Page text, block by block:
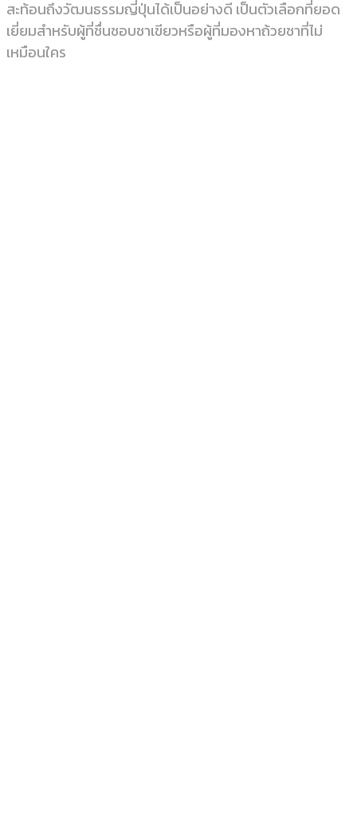
สะท้อนถึงวัฒนธรรมญี่ปุ่นได้เป็นอย่างดี เป็นตัวเลือกที่ยอด
เยี่ยมสำหรับผู้ที่ชื่นชอบชาเขียวหรือผู้ที่มองหาถ้วยชาที่ไม่
เหมือนใคร